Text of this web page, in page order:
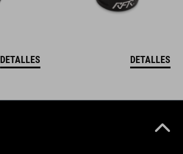
DETALLES DETALLES